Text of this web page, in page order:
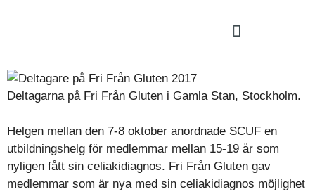
Deltagarna på Fri Från Gluten i Gamla Stan, Stockholm.
Helgen mellan den 7-8 oktober anordnade SCUF en
utbildningshelg för medlemmar mellan 15-19 år som
nyligen fått sin celiakidiagnos. Fri Från Gluten gav
medlemmar som är nya med sin celiakidiagnos möjlighet